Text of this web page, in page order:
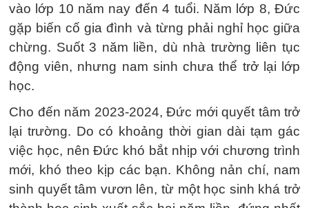
vào lớp 10 năm nay đến 4 tuổi. Năm lớp 8, Đức
gặp biến cố gia đình và từng phải nghỉ học giữa
chừng. Suốt 3 năm liền, dù nhà trường liên tục
động viên, nhưng nam sinh chưa thể trở lại lớp
học.
Cho đến năm 2023-2024, Đức mới quyết tâm trở
lại trường. Do có khoảng thời gian dài tạm gác
việc học, nên Đức khó bắt nhịp với chương trình
mới, khó theo kịp các bạn. Không nản chí, nam
sinh quyết tâm vươn lên, từ một học sinh khá trở